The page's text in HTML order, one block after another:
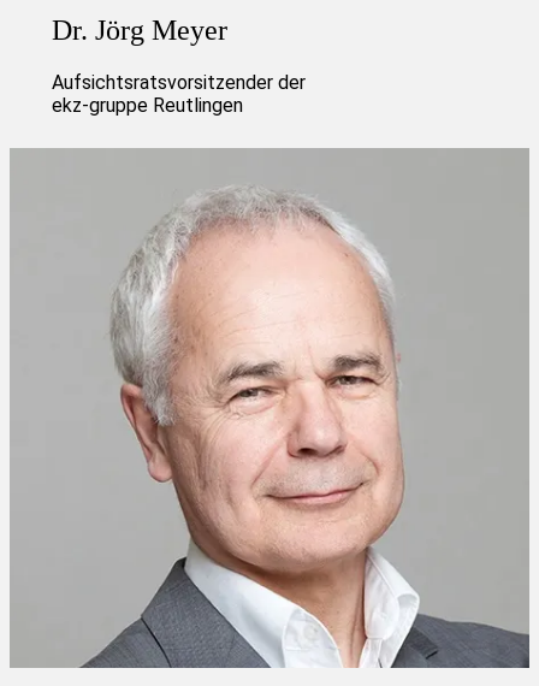
Dr. Jörg Meyer
Aufsichtsratsvorsitzender der
ekz-gruppe Reutlingen